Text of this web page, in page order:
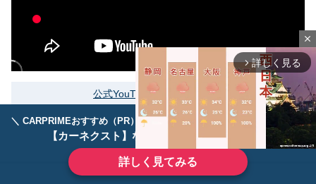
＼ CARPRIMEおすすめ（PR） ／ ディーラーで手放すのはもったいない！
【カーネクスト】ならどんなクルマも高価買取
詳しく見てみる
公式YouTubeをもっと見る
close
arrow_forward_ios 詳しく見る